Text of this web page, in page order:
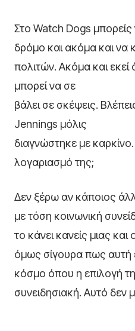
Στο Watch Dogs
δρόμο και ακόμα και να
πολιτών. Ακόμα και
μπορεί να σε
βάλει σε σκέψεις.
Jennings μόλις
διαγνώστηκε με
λογαριασμό της;
Δεν ξέρω αν κάποιος
με τόση κοινωνική
το κάνει κανείς μιας
όμως σίγουρα πως αυτή
κόσμο όπου η επιλογή
συνειδησιακή. Αυτό δεν